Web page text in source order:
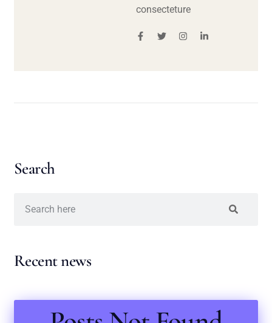
consecteture
Search
Recent news